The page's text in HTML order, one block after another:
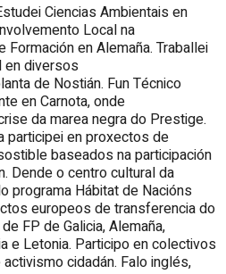
Ciencias Ambientais en
Local na
Formación en Alemaña. Traballei
en diversos
de Nostián. Fun Técnico
en Carnota, onde
da marea negra do Prestige.
participei en proxectos de
baseados na participación
Dende o centro cultural da
programa Hábitat de Nacións
europeos de transferencia do
FP de Galicia, Alemaña,
e Letonia. Participo en colectivos
cidadán. Falo inglés,